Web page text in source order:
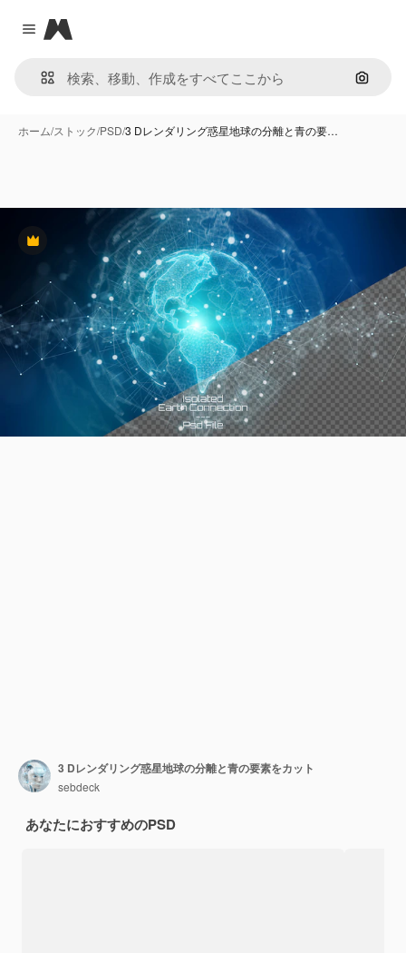
Close menu
Magnific
画像で
ホーム/ストック/PSD/3 Dレンダリング惑星地球の分離と青の要…
Premium
3 Dレンダリング惑星地球の分離と青の要素をカット
sebdeck
あなたにおすすめのPSD